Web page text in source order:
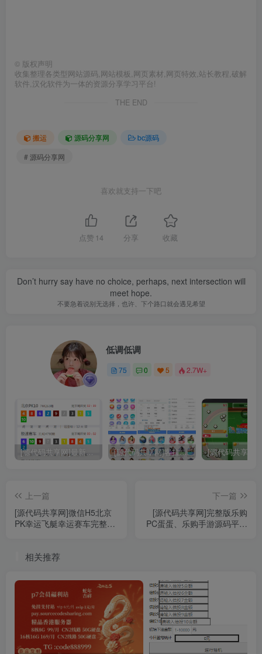
© 版权声明
收集整理各类型网站源码,网站模板,网页素材,网页特效,站长教程,破解
软件,汉化软件为一体的资源分享学习平台!
THE END
搬运 源码分享网
bc源码
# 源码分享网
喜欢就支持一下吧
点赞 14 分享 收藏
Don’t hurry say have no choice, perhaps, next intersection will
meet hope.
不要急着说别无选择，也许、下个路口就会遇见希望
低调低调
75 0 5 2.7W+
[源代码共享网]最新更新168开奖网完整运营数据+采集+后台带预设 [源代码共享网]客拉客2完整版时时彩源码、包含前后端源码+手机端
上一篇
[源代码共享网]微信H5北京
PK幸运飞艇幸运赛车完整版
下一篇
[源代码共享网]完整版乐购
PC蛋蛋、乐购手游源码平台
相关推荐